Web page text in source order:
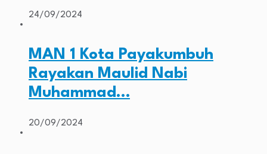
24/09/2024
MAN 1 Kota Payakumbuh
Rayakan Maulid Nabi
Muhammad…
20/09/2024